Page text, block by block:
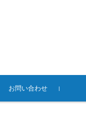
お問い合わせ